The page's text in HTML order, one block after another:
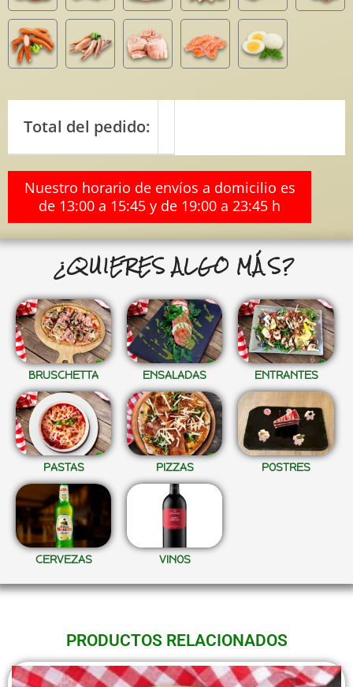
Total del pedido:
Nuestro horario de envíos a domicilio es
de 13:00 a 15:45 y de 19:00 a 23:45 h
¿QUIERES ALGO MÁS?
BRUSCHETTA ENSALADAS ENTRANTES
PASTAS PIZZAS POSTRES
CERVEZAS VINOS
PRODUCTOS RELACIONADOS
Este